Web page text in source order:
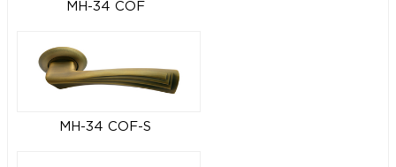
MH-34 COF
MH-34 COF-S